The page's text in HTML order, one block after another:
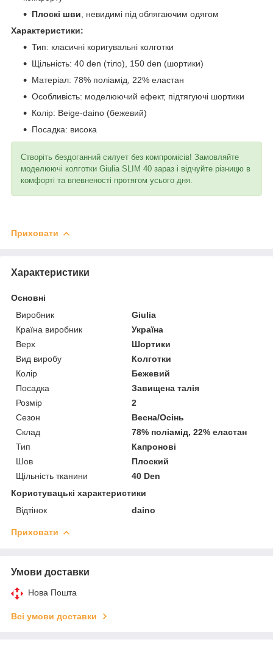
Плоскі шви , невидимі під облягаючим одягом
Характеристики:
Тип: класичні коригувальні колготки
Щільність: 40 den (тіло), 150 den (шортики)
Матеріал: 78% поліамід, 22% еластан
Особливість: моделюючий ефект, підтягуючі шортики
Колір: Beige-daino (бежевий)
Посадка: висока
Створіть бездоганний силует без компромісів! Замовляйте
моделюючі колготки Giulia SLIM 40 зараз і відчуйте різницю в
комфорті та впевненості протягом усього дня.
Приховати
Характеристики
Основні
Виробник
Giulia
Країна виробник
Україна
Верх
Шортики
Вид виробу
Колготки
Колір
Бежевий
Посадка
Завищена талія
Розмір
2
Сезон
Весна/Осінь
Склад
78% поліамід, 22% еластан
Тип
Капронові
Шов
Плоский
Щільність тканини
40 Den
Користувацькі характеристики
Відтінок
daino
Приховати
Умови доставки
Нова Пошта
Всі умови доставки